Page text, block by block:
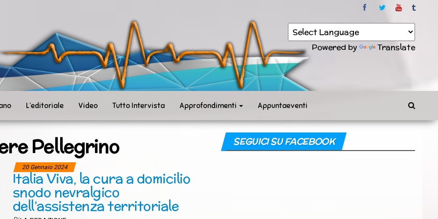
Powered by Translate
L’editoriale Video Tutto Intervista Approfondimenti Appuntaeventi
Pellegrino
20 Gennaio 2024
Italia Viva, la cura a domicilio
snodo nevralgico
dell’assistenza territoriale
SEGUICI SU FACEBOOK